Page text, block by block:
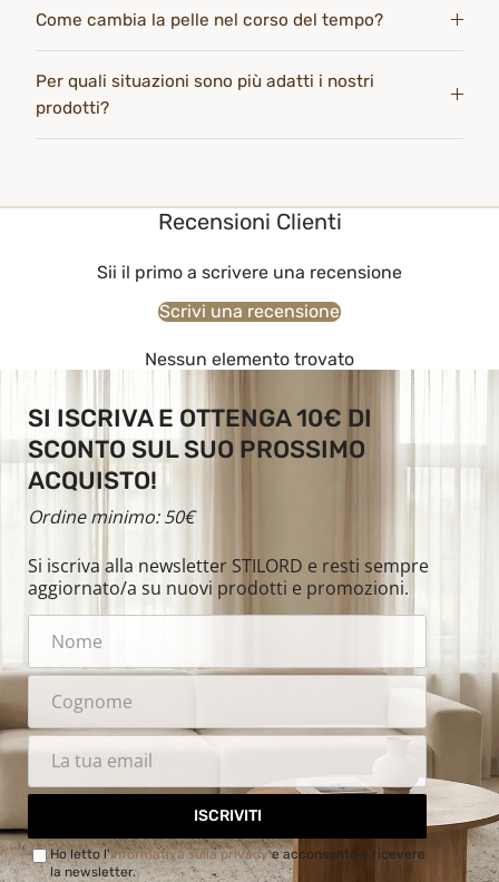
Come cambia la pelle nel corso del tempo?
Per quali situazioni sono più adatti i nostri
prodotti?
Recensioni Clienti
Sii il primo a scrivere una recensione
Scrivi una recensione
Nessun elemento trovato
SI ISCRIVA E OTTENGA 10€ DI
SCONTO SUL SUO PROSSIMO
ACQUISTO!
Ordine minimo: 50€
Si iscriva alla newsletter STILORD e resti sempre
aggiornato/a su nuovi prodotti e promozioni.
ISCRIVITI
Ho letto l'Informativa sulla privacye acconsento a ricevere
la newsletter.